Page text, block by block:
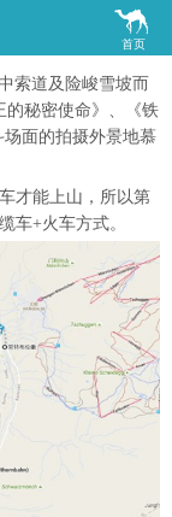

首页
索道及险峻雪坡而
的秘密使命》、《铁
面的拍摄外景地慕
才能上山，所以第
车+火车方式。